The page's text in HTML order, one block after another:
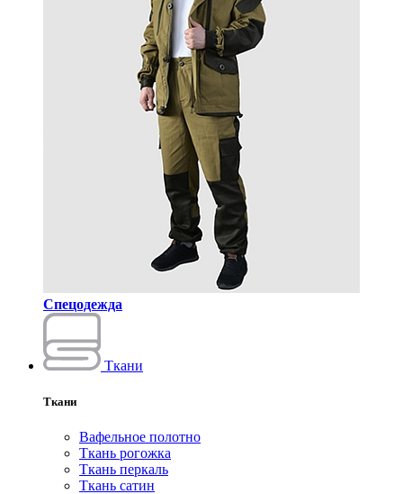
Спецодежда
Ткани
Ткани
Вафельное полотно
Ткань рогожка
Ткань перкаль
Ткань сатин